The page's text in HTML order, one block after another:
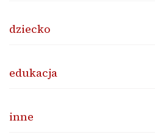
dziecko
edukacja
inne